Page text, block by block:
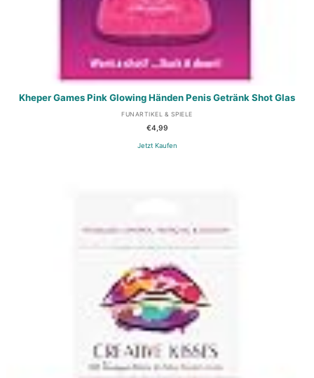
Kheper Games Pink Glowing Händen Penis Getränk Shot Glas
FUNARTIKEL & SPIELE
€4,99
Jetzt Kaufen